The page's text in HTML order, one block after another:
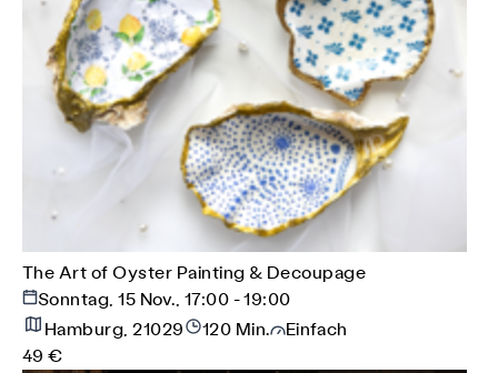
The Art of Oyster Painting & Decoupage
Sonntag, 15 Nov., 17:00 - 19:00
Hamburg, 21029
120 Min.
Einfach
49 €